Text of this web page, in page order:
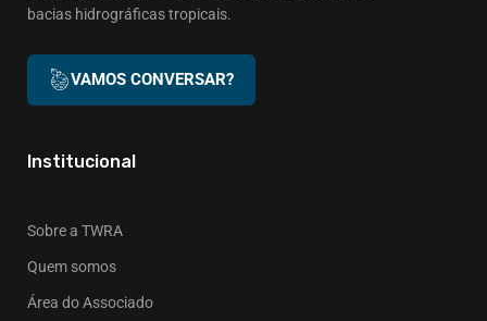
bacias hidrográficas tropicais.
VAMOS CONVERSAR?
Institucional
Sobre a TWRA
Quem somos
Área do Associado